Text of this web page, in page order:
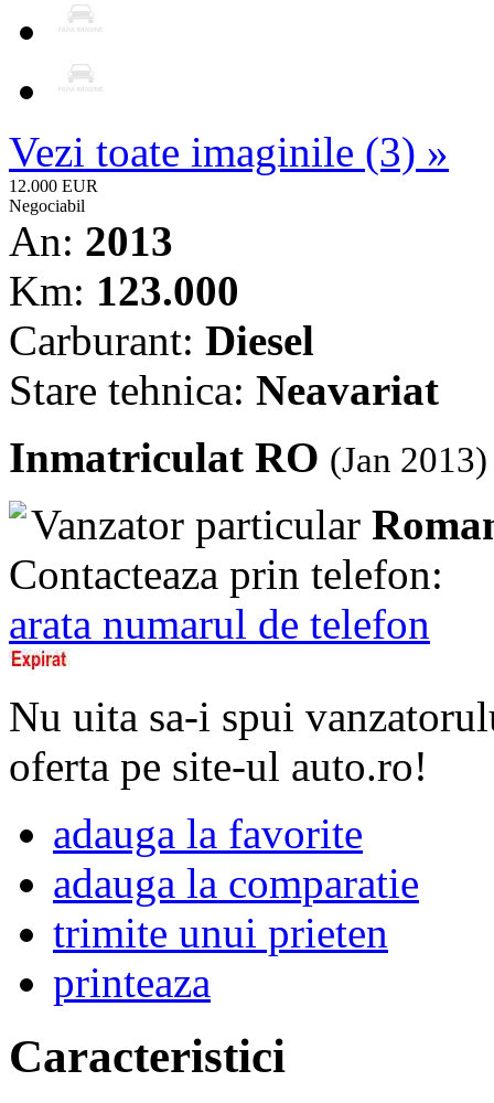
Vezi toate imaginile (3) »
12.000 EUR
Negociabil
An: 2013
Km: 123.000
Carburant: Diesel
Stare tehnica: Neavariat
Inmatriculat RO (Jan 2013)
Vanzator particular
Contacteaza prin telefon:
arata numarul de telefon
Nu uita sa-i spui
oferta pe site-ul auto.ro!
adauga la favorite
adauga la comparatie
trimite unui prieten
printeaza
Caracteristici